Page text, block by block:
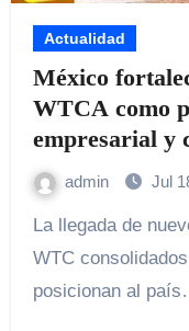
Actualidad
México
WTCA como
empresarial y
admin Jul
La llegada de nuevos miembros, la trayectoria de
WTC
posicionan al